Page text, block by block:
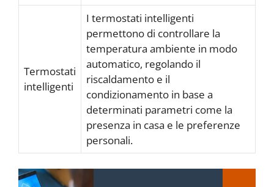
Termostati
intelligenti
I termostati intelligenti
permettono di controllare la
temperatura ambiente in modo
automatico, regolando il
riscaldamento e il
condizionamento in base a
determinati parametri come la
presenza in casa e le preferenze
personali.